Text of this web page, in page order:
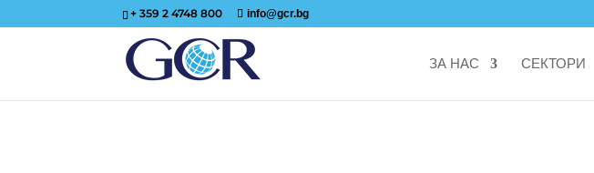
+ 359 2 4748 800 info@gcr.bg
ЗА НАС СЕКТОРИ